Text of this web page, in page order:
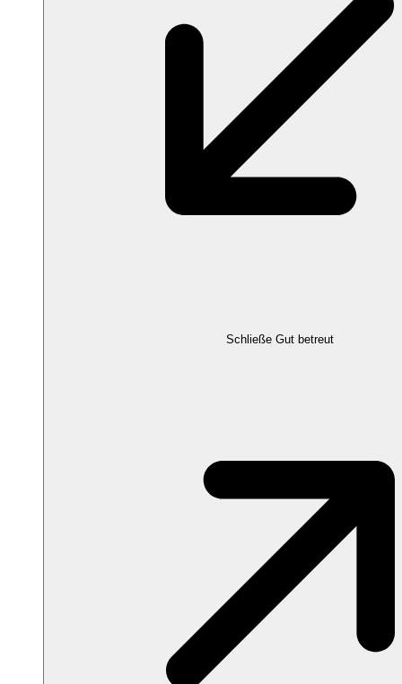
Schließe Gut betreut